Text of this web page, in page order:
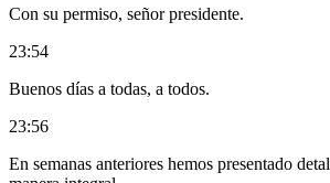
Con su permiso, señor presidente.
23:54
Buenos días a todas, a todos.
23:56
En semanas anteriores hemos presentado